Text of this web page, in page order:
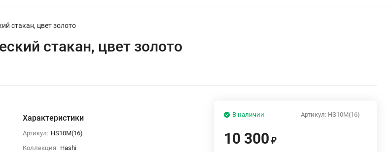
стакан, цвет золото
стакан, цвет золото
Характеристики
Артикул: HS10M(16)
Коллекция: Hashi
Артикул: HS10M(16)
В наличии
10 300 ₽